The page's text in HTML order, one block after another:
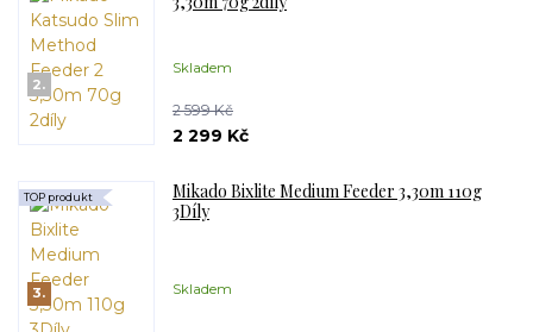
2.
Skladem
2 599 Kč
2 299 Kč
3.
Mikado Bixlite Medium Feeder 3,30m 110g
3Díly
Skladem
TOP produkt